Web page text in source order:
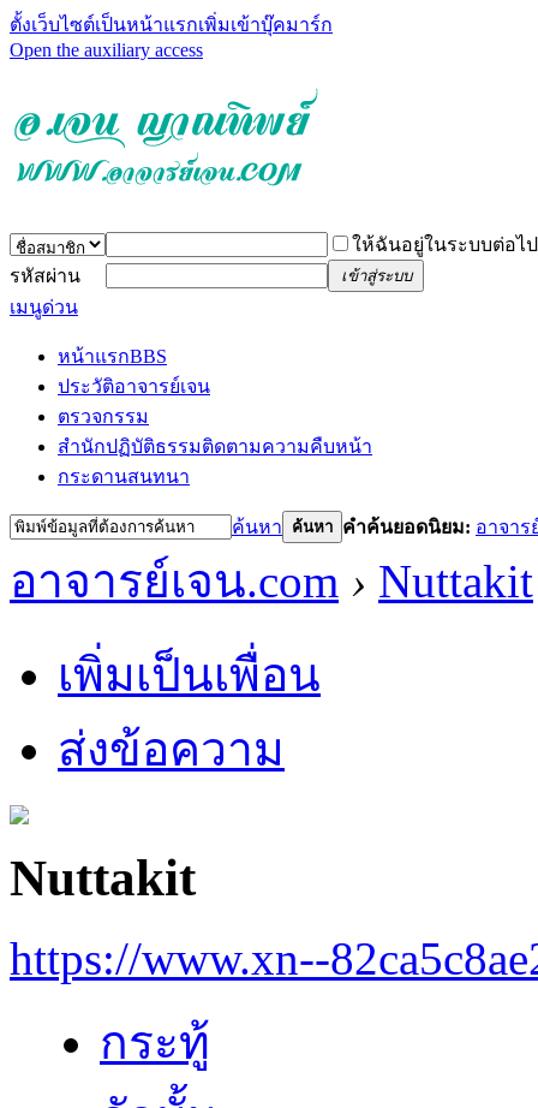
ตั้งเว็บไซต์เป็นหน้าแรกเพิ่มเข้าบุ๊คมาร์ก
Open the auxiliary access
ให้ฉันอยู่ในระบบต่อไป
รหัสผ่าน
เข้าสู่ระบบ
เมนูด่วน
หน้าแรกBBS
ประวัติอาจารย์เจน
ตรวจกรรม
สำนักปฏิบัติธรรมติดตามความคืบหน้า
กระดานสนทนา
ค้นหา ค้นหา คำค้นยอดนิยม: อาจาร
อาจารย์เจน.com › Nuttakit
เพิ่มเป็นเพื่อน
ส่งข้อความ
Nuttakit
https://www.xn--
กระทู้